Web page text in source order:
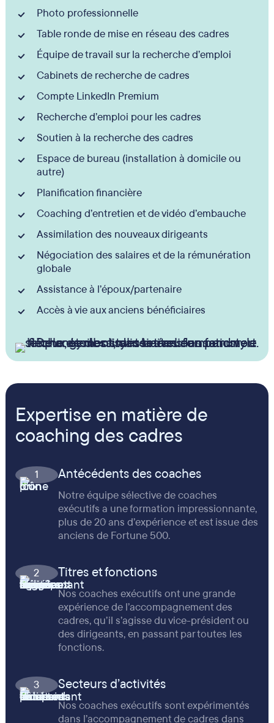
Photo professionnelle
Table ronde de mise en réseau des cadres
Équipe de travail sur la recherche d’emploi
Cabinets de recherche de cadres
Compte LinkedIn Premium
Recherche d’emploi pour les cadres
Soutien à la recherche des cadres
Espace de bureau (installation à domicile ou
autre)
Planification financière
Coaching d’entretien et de vidéo d’embauche
Assimilation des nouveaux dirigeants
Négociation des salaires et de la rémunération
globale
Assistance à l’époux/partenaire
Accès à vie aux anciens bénéficiaires
Expertise en matière de
coaching des cadres
1 Antécédents des coaches
Notre équipe sélective de coaches
exécutifs a une formation impressionnante,
plus de 20 ans d’expérience et est issue des
anciens de Fortune 500.
2 Titres et fonctions
Nos coaches exécutifs ont une grande
expérience de l’accompagnement des
cadres, qu’il s’agisse du vice-président ou
des dirigeants, en passant par toutes les
fonctions.
3 Secteurs d’activités
Nos coaches exécutifs sont expérimentés
dans l’accompagnement de cadres dans